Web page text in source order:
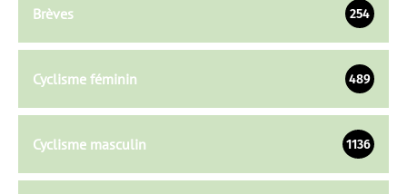
Brèves 254
Cyclisme féminin 489
Cyclisme masculin 1136